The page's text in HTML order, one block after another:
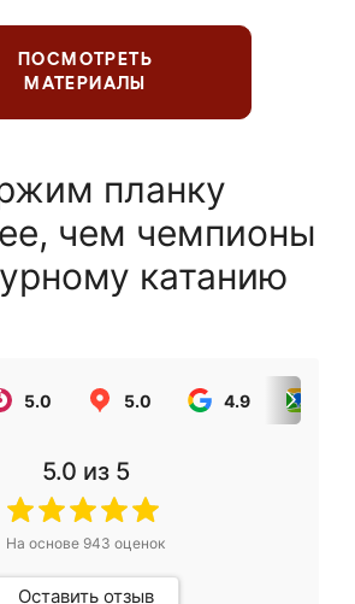
ПОСМОТРЕТЬ
МАТЕРИАЛЫ
планку
чем чемпионы
катанию
5.0 5.0 4.9
5.0 из 5
На основе 943 оценок
Оставить отзыв